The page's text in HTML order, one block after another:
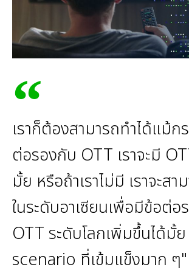
เราก็ต้องสามารถทำได้แม้ก
ต่อรองกับ OTT เราจะมี
มั้ย หรือถ้าเราไม่มี เราจะส
ในระดับอาเซียนเพื่อมีข้อต่อ
OTT ระดับโลกเพิ่มขึ้นได้มั้
scenario ที่เข้มแข็งมาก ๆ"